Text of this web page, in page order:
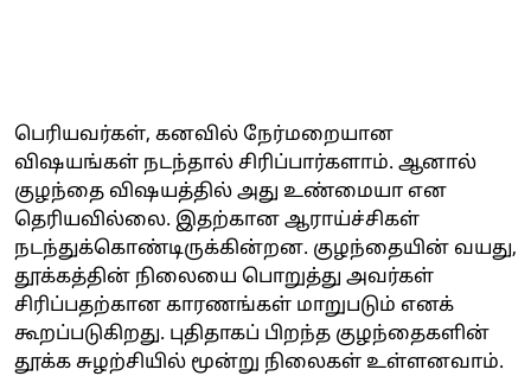
பெரியவர்கள், கனவில் நேர்மறையான
விஷயங்கள் நடந்தால் சிரிப்பார்களாம். ஆனால்
குழந்தை விஷயத்தில் அது உண்மையா என
தெரியவில்லை. இதற்கான ஆராய்ச்சிகள்
நடந்துக்கொண்டிருக்கின்றன. குழந்தையின் வயது,
தூக்கத்தின் நிலையை பொறுத்து அவர்கள்
சிரிப்பதற்கான காரணங்கள் மாறுபடும் எனக்
கூறப்படுகிறது. புதிதாகப் பிறந்த குழந்தைகளின்
தூக்க சுழற்சியில் மூன்று நிலைகள் உள்ளனவாம்.